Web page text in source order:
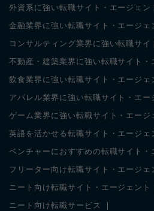
外資系に強い転職サイト・エージェン
金融業界に強い転職サイト・エージェ
コンサルティング業界に強い転職サイ
不動産・建築業界に強い転職サイト・
飲食業界に強い転職サイト・エージェ
アパレル業界に強い転職サイト・エー
ゲーム業界に強い転職サイト・エージ
英語を活かせる転職サイト・エージェ
ベンチャーにおすすめの転職サイト・
フリーター向け転職サイト・エージェ
ニート向け転職サイト・エージェント
ニート向け転職サービス